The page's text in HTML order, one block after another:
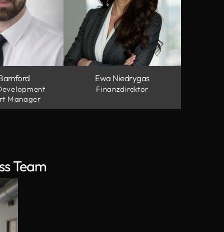
Manager
Ewa Niedrygas
Finanzdirektor
Team